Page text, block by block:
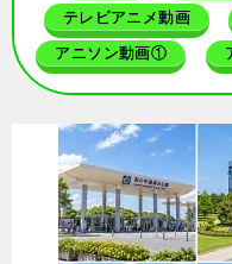
テレビアニメ動画
アニソン動画①